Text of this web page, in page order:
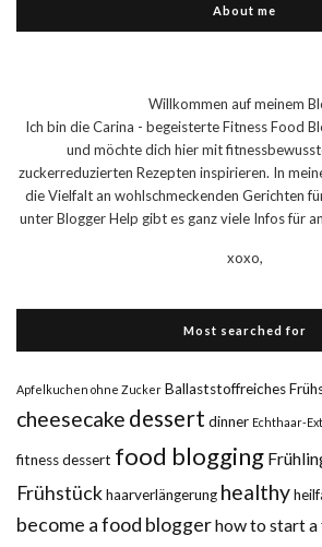
About me
Willkommen auf meinem
Ich bin die Carina - begeisterte Fitness Food
und möchte dich hier mit
zuckerreduzierten Rezepten inspirieren. In
die Vielfalt an wohlschmeckenden Gerichten
unter Blogger Help gibt es ganz viele Infos für
xoxo,
Most searched for
Apfelkuchen ohne Zucker Ballaststoffreiches
cheesecake dessert dinner Echthaar-
fitness dessert food blogging
Frühstückhaarverlängerung healthy
become a food bloggerhow to start